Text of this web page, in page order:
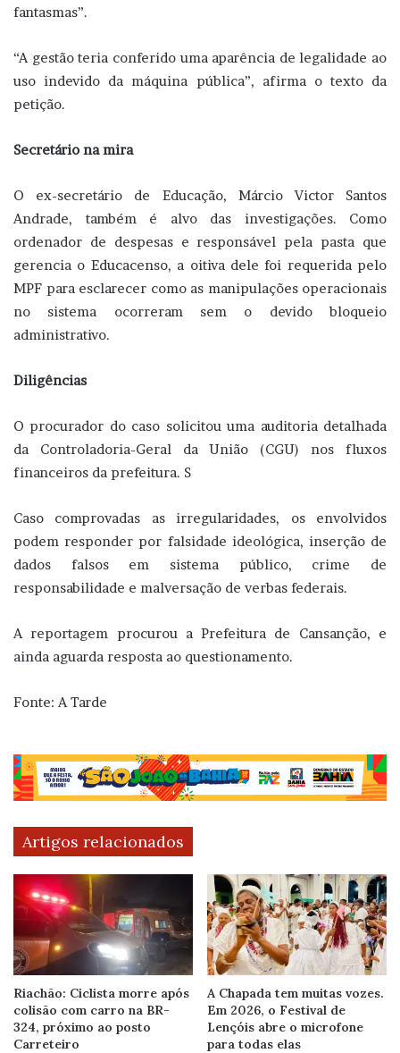
fantasmas”.
“A gestão teria conferido uma aparência de legalidade ao
uso indevido da máquina pública”, afirma o texto da
petição.
Secretário na mira
O ex-secretário de Educação, Márcio Victor Santos
Andrade, também é alvo das investigações. Como
ordenador de despesas e responsável pela pasta que
gerencia o Educacenso, a oitiva dele foi requerida pelo
MPF para esclarecer como as manipulações operacionais
no sistema ocorreram sem o devido bloqueio
administrativo.
Diligências
O procurador do caso solicitou uma auditoria detalhada
da Controladoria-Geral da União (CGU) nos fluxos
financeiros da prefeitura. S
Caso comprovadas as irregularidades, os envolvidos
podem responder por falsidade ideológica, inserção de
dados falsos em sistema público, crime de
responsabilidade e malversação de verbas federais.
A reportagem procurou a Prefeitura de Cansanção, e
ainda aguarda resposta ao questionamento.
Fonte: A Tarde
Artigos relacionados
Riachão: Ciclista morre após
colisão com carro na BR-
324, próximo ao posto
Carreteiro
A Chapada tem muitas vozes.
Em 2026, o Festival de
Lençóis abre o microfone
para todas elas